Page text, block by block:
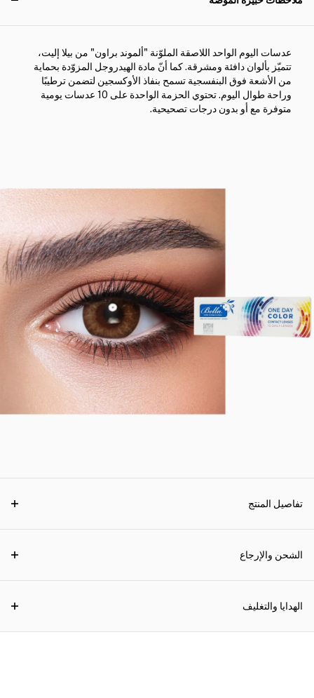
عدسات اليوم الواحد اللاصقة الملوّنة "ألموند براون" من بيلا إليت،
تتميّز بألوان دافئة ومشرقة. كما أنّ مادة الهيدروجل المزوّدة بحماية
من الأشعة فوق البنفسجية تسمح بنفاذ الأوكسجين لتضمن ترطيبًا
وراحة طوال اليوم. تحتوي الحزمة الواحدة على 10 عدسات يومية
متوفرة مع أو بدون درجات تصحيحية.
تفاصيل المنتج
الشحن والإرجاع
الهدايا والتغليف